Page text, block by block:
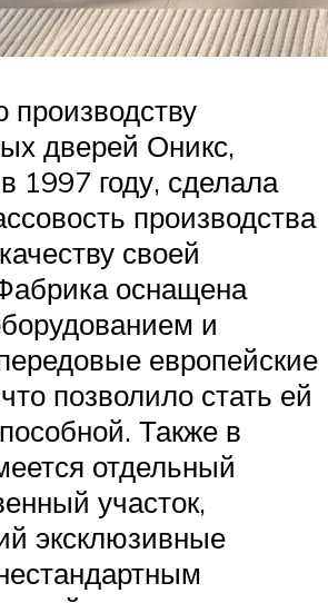
производству
дверей Оникс,
1997 году, сделала
производства
своей
оснащена
и
европейские
позволило стать ей
Также в
отдельный
участок,
эксклюзивные